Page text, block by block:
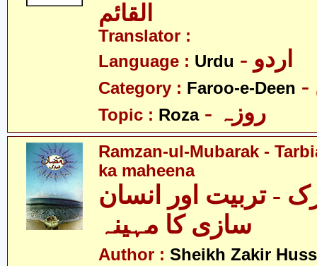
القائم
Translator :
Language : Urdu - اردو
Category : Faroo-e-Deen
Topic : Roza - روزہ
Ramzan-ul-Mubarak -
ka maheena
- تربیت اور انسان
سازی کا مہینہ
Author : Sheikh Zakir